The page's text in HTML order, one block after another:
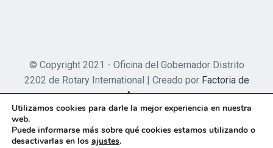
© Copyright 2021 - Oficina del Gobernador Distrito
2202 de Rotary International | Creado por Factoria de
Apps
Utilizamos cookies para darle la mejor experiencia en nuestra
web.
Puede informarse más sobre qué cookies estamos utilizando o
desactivarlas en los ajustes.